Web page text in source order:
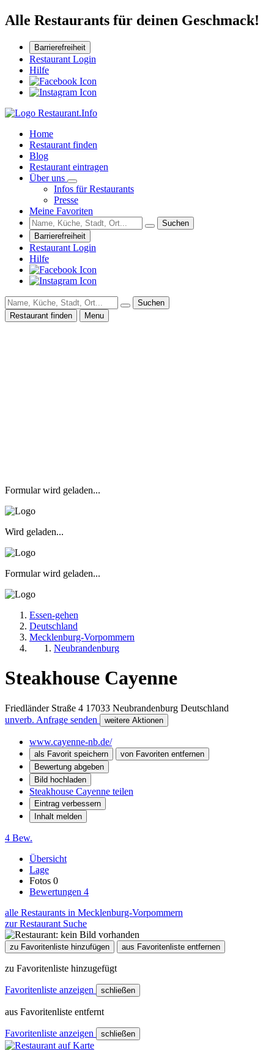
Alle Restaurants für deinen Geschmack!
Barrierefreiheit
Restaurant Login
Hilfe
Home
Restaurant finden
Blog
Restaurant eintragen
Über uns
Infos für Restaurants
Presse
Meine Favoriten
Suchen
Barrierefreiheit
Restaurant Login
Hilfe
Suchen
Restaurant finden
Menu
Formular wird geladen...
Wird geladen...
Formular wird geladen...
Essen-gehen
Deutschland
Mecklenburg-Vorpommern
Neubrandenburg
Steakhouse Cayenne
Friedländer Straße 4 17033 Neubrandenburg Deutschland
unverb. Anfrage senden
weitere Aktionen
www.cayenne-nb.de/
als Favorit speichern
von Favoriten entfernen
Bewertung abgeben
Bild hochladen
Steakhouse Cayenne teilen
Eintrag verbessern
Inhalt melden
4 Bew.
Übersicht
Lage
Fotos 0
Bewertungen 4
alle Restaurants in Mecklenburg-Vorpommern
zur Restaurant Suche
zu Favoritenliste hinzufügen aus Favoritenliste entfernen
zu Favoritenliste hinzugefügt
Favoritenliste anzeigen schließen
aus Favoritenliste entfernt
Favoritenliste anzeigen schließen